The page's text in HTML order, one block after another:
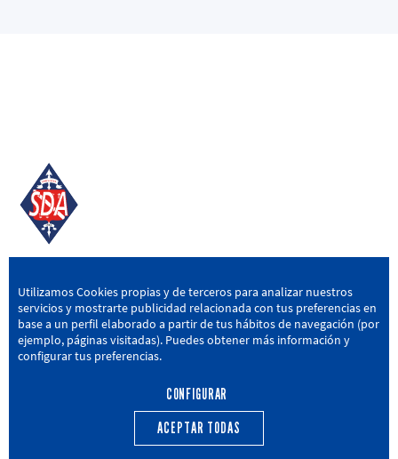
SD AMOREBIETA
San Miguel Kalea, 16, 48340 Amorebieta, Bizkaia
946 604 751 | sda@sdamorebieta.eus
CANTERA ACTUALIDAD
Utilizamos Cookies propias y de terceros para analizar nuestros
servicios y mostrarte publicidad relacionada con tus preferencias en
base a un perfil elaborado a partir de tus hábitos de navegación (por
ejemplo, páginas visitadas). Puedes obtener más información y
configurar tus preferencias.
CONFIGURAR
ACEPTAR TODAS